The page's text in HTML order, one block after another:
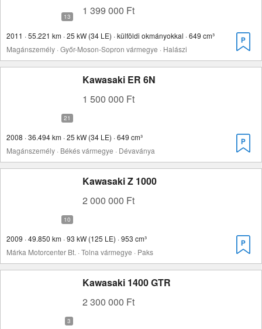
1 399 000 Ft
2011 · 55.221 km · 25 kW (34 LE) · külföldi okmányokkal · 649 cm³
Magánszemély · Győr-Moson-Sopron vármegye · Halászi
Kawasaki ER 6N
1 500 000 Ft
2008 · 36.494 km · 25 kW (34 LE) · 649 cm³
Magánszemély · Békés vármegye · Dévaványa
Kawasaki Z 1000
2 000 000 Ft
2009 · 49.850 km · 93 kW (125 LE) · 953 cm³
Márka Motorcenter Bt. · Tolna vármegye · Paks
Kawasaki 1400 GTR
2 300 000 Ft